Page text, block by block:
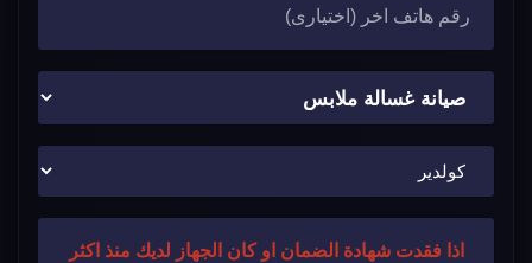
اذا فقدت شهادة الضمان او كان الجهاز لديك منذ اكثر